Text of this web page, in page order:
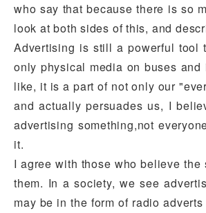
who say that because there is so
look at both sides of this, and
Advertising is still a powerful tool
only physical media on buses
like, it is a part of not only our
and actually persuades us, I
advertising something,not
it.
I agree with those who believe
them. In a society, we see
may be in the form of radio